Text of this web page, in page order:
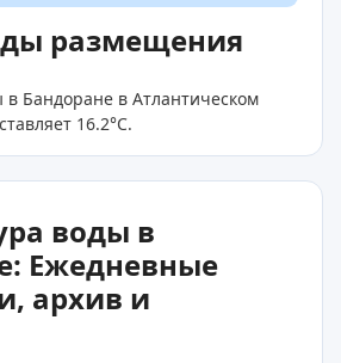
размещения
в Бандоране в Атлантическом
16.2°C.
воды в
Ежедневные
архив и